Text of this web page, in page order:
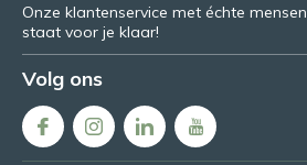
Onze klantenservice met échte mensen
staat voor je klaar!
Volg ons